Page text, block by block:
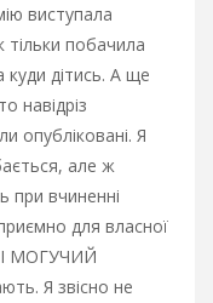
виступала
побачила
дітись. А ще
навідріз
опубліковані. Я
але ж
при вчиненні
для власної
І МОГУЧИЙ
Я звісно не